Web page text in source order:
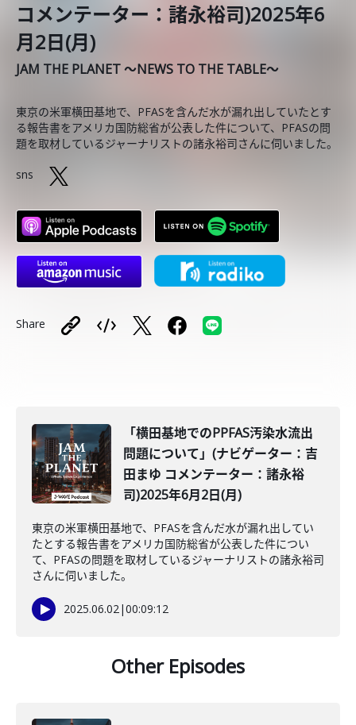
コメンテーター：諸永裕司)2025年6
月2日(月)
JAM THE PLANET ～NEWS TO THE TABLE～
東京の米軍横田基地で、PFASを含んだ水が漏れ出していたとす
る報告書をアメリカ国防総省が公表した件について、PFASの問
題を取材しているジャーナリストの諸永裕司さんに伺いました。
sns
Share
「横田基地でのPPFAS汚染水流出
問題について」(ナビゲーター：吉
田まゆ コメンテーター：諸永裕
司)2025年6月2日(月)
東京の米軍横田基地で、PFASを含んだ水が漏れ出してい
たとする報告書をアメリカ国防総省が公表した件につい
て、PFASの問題を取材しているジャーナリストの諸永裕司
さんに伺いました。
2025.06.02|00:09:12
Other Episodes